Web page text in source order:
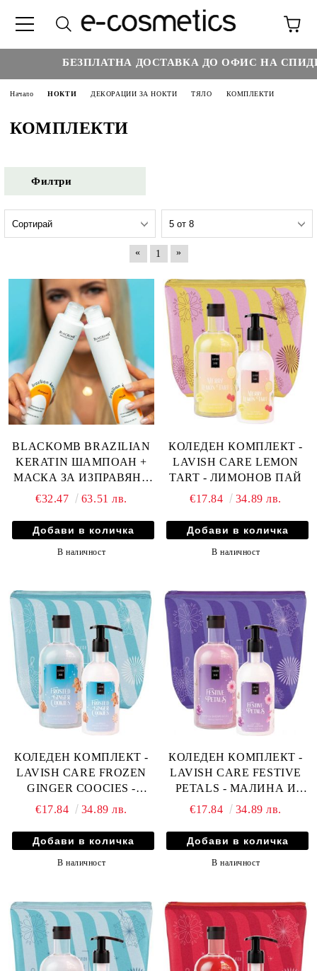
БЕЗПЛАТНА ДОСТАВКА ДО ОФИС НА СПИДИ
Начало НОКТИ ДЕКОРАЦИИ ЗА НОКТИ ТЯЛО КОМПЛЕКТИ
КОМПЛЕКТИ
Филтри
« 1 »
BLACKOMB BRAZILIAN
KERATIN ШАМПОАН +
МАСКА ЗА ИЗПРАВЯНЕ
НА КОСАТА - 2х250мл
€32.47 63.51 лв.
В наличност
КОЛЕДЕН КОМПЛЕКТ -
LAVISH CARE LEMON
TART - ЛИМОНОВ ПАЙ
€17.84
34.89 лв.
В наличност
КОЛЕДЕН КОМПЛЕКТ -
LAVISH CARE FROZEN
GINGER COOCIES -
ДЖИНДЖИФИЛОВИ
€17.84 34.89 лв.
В наличност
КОЛЕДЕН КОМПЛЕКТ -
LAVISH CARE FESTIVE
PETALS - МАЛИНА И
КОКОС
€17.84 34.89 лв.
В наличност